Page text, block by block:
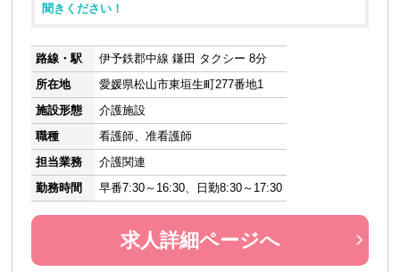
聞きください！
路線・駅
伊予鉄郡中線 鎌田 タクシー 8分
所在地
愛媛県松山市東垣生町277番地1
施設形態
介護施設
職種
看護師、准看護師
担当業務
介護関連
勤務時間
早番7:30～16:30、日勤8:30～17:30
求人詳細ページへ